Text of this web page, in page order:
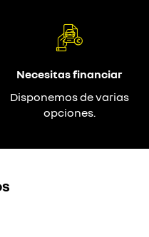
Necesitas financiar
Disponemos de varias
opciones.